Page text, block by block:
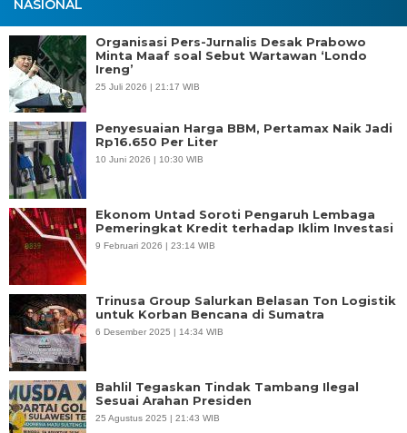
NASIONAL
Organisasi Pers-Jurnalis Desak Prabowo
Minta Maaf soal Sebut Wartawan ‘Londo
Ireng’
25 Juli 2026 | 21:17 WIB
Penyesuaian Harga BBM, Pertamax Naik Jadi
Rp16.650 Per Liter
10 Juni 2026 | 10:30 WIB
Ekonom Untad Soroti Pengaruh Lembaga
Pemeringkat Kredit terhadap Iklim Investasi
9 Februari 2026 | 23:14 WIB
Trinusa Group Salurkan Belasan Ton Logistik
untuk Korban Bencana di Sumatra
6 Desember 2025 | 14:34 WIB
Bahlil Tegaskan Tindak Tambang Ilegal
Sesuai Arahan Presiden
25 Agustus 2025 | 21:43 WIB